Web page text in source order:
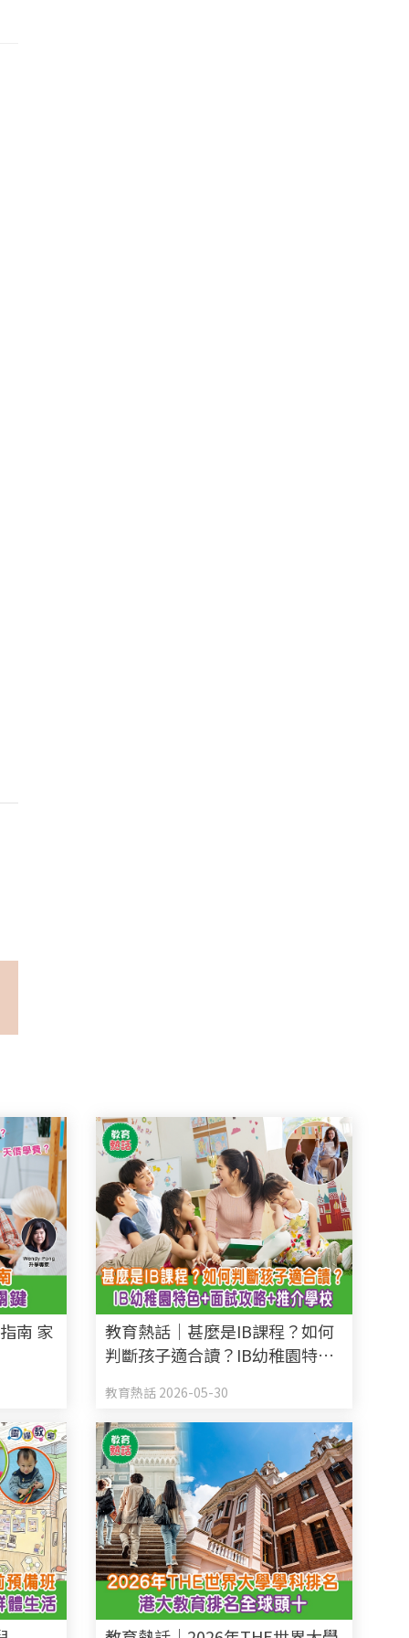
南 家
教育熱話｜甚麼是IB課程？如何
判斷孩子適合讀？IB幼稚園特色
教育熱話 2026-05-30